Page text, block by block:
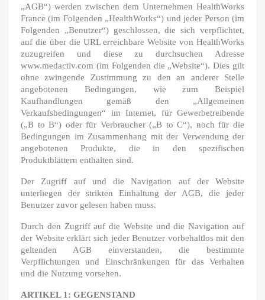
„AGB“) werden zwischen dem Unternehmen HealthWorks
France (im Folgenden „HealthWorks“) und jeder Person (im
Folgenden „Benutzer“) geschlossen, die sich verpflichtet,
auf die über die URL erreichbare Website von HealthWorks
zuzugreifen und diese zu durchsuchen Adresse
www.medactiv.com (im Folgenden die „Website“). Dies gilt
ohne zwingende Zustimmung zu den an anderer Stelle
angebotenen Bedingungen, wie zum Beispiel
Kaufhandlungen gemäß den „Allgemeinen
Verkaufsbedingungen“ im Internet, für Gewerbetreibende
(„B to B“) oder für Verbraucher („B to C“), noch für die
Bedingungen im Zusammenhang mit der Verwendung der
angebotenen Produkte, die in den spezifischen
Produktblättern enthalten sind.
Der Zugriff auf und die Navigation auf der Website
unterliegen der strikten Einhaltung der AGB, die jeder
Benutzer zuvor gelesen haben muss.
Durch den Zugriff auf die Website und die Navigation auf
der Website erklärt sich jeder Benutzer vorbehaltlos mit den
geltenden AGB einverstanden, die bestimmte
Verpflichtungen und Einschränkungen für das Verhalten
und die Nutzung vorsehen.
ARTIKEL 1: GEGENSTAND